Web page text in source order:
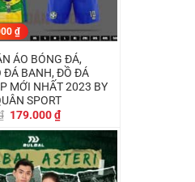
₫
ÁO BÓNG ĐÁ,
ĐÁ BANH, ĐỒ ĐÁ
MỚI NHẤT 2023 BY
SPORT
Giá
199.000 ₫.
179.000₫Giá
hiện
là:
179.000 ₫.